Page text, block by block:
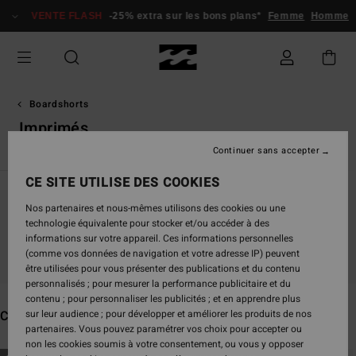
sélection
produits
VENTE FLASH -25% extra sur les bons plans* Femme Homme
Boardshorts
Imprimés
Ne partez pas trop loin, nos produits seront
bientôt de retour
Ces produits pourraient vous plaire
CE SITE UTILISE DES COOKIES
Nos partenaires et nous-mêmes utilisons des cookies ou une
technologie équivalente pour stocker et/ou accéder à des
informations sur votre appareil. Ces informations personnelles
(comme vos données de navigation et votre adresse IP) peuvent
être utilisées pour vous présenter des publications et du contenu
personnalisés ; pour mesurer la performance publicitaire et du
contenu ; pour personnaliser les publicités ; et en apprendre plus
sur leur audience ; pour développer et améliorer les produits de nos
partenaires. Vous pouvez paramétrer vos choix pour accepter ou
non les cookies soumis à votre consentement, ou vous y opposer
Continuer sans accepter